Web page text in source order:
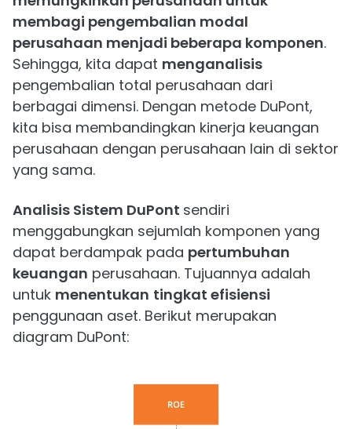
membagi pengembalian modal
perusahaan menjadi beberapa komponen.
Sehingga, kita dapat menganalisis
pengembalian total perusahaan dari
berbagai dimensi. Dengan metode DuPont,
kita bisa membandingkan kinerja keuangan
perusahaan dengan perusahaan lain di sektor
yang sama.
Analisis Sistem DuPont sendiri
menggabungkan sejumlah komponen yang
dapat berdampak pada pertumbuhan
keuangan perusahaan. Tujuannya adalah
untuk menentukan tingkat efisiensi
penggunaan aset. Berikut merupakan
diagram DuPont: